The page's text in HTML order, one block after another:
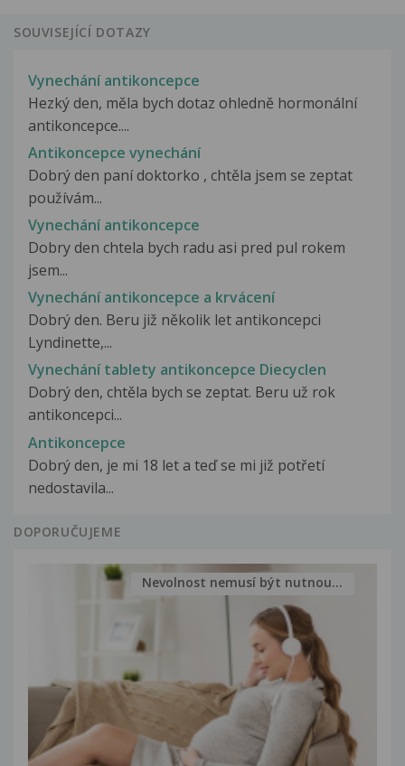
SOUVISEJÍCÍ DOTAZY
Vynechání antikoncepce
Hezký den, měla bych dotaz ohledně hormonální
antikoncepce....
Antikoncepce vynechání
Dobrý den paní doktorko , chtěla jsem se zeptat
používám...
Vynechání antikoncepce
Dobry den chtela bych radu asi pred pul rokem
jsem...
Vynechání antikoncepce a krvácení
Dobrý den. Beru již několik let antikoncepci
Lyndinette,...
Vynechání tablety antikoncepce Diecyclen
Dobrý den, chtěla bych se zeptat. Beru už rok
antikoncepci...
Antikoncepce
Dobrý den, je mi 18 let a teď se mi již potřetí
nedostavila...
DOPORUČUJEME
Nevolnost nemusí být nutnou...